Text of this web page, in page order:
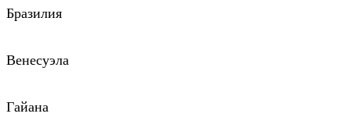
Бразилия
Венесуэла
Гайана